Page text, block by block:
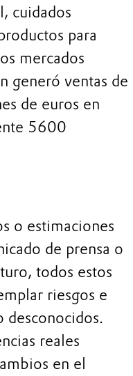
cuidados
para
mercados
generó ventas de
de euros en
5600
o estimaciones
de prensa o
todos estos
riesgos e
desconocidos.
reales
en el